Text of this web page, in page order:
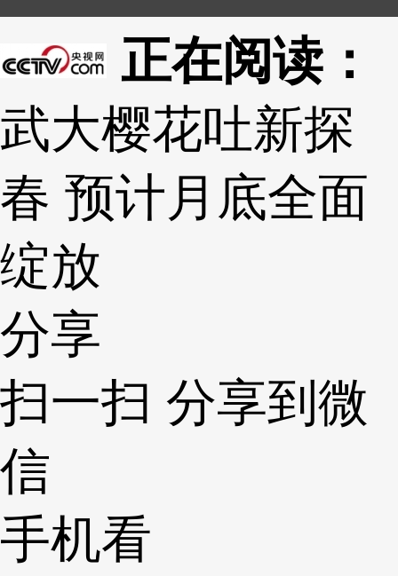
正在阅读：
武大樱花吐新探
春 预计月底全面
绽放
分享
扫一扫 分享到微
信
手机看